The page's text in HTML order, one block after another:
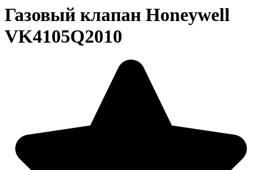
Газовый клапан Honeywell
VK4105Q2010